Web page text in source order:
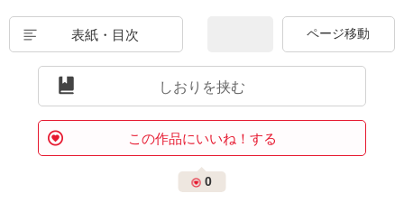
表紙・目次
しおりを挟む
この作品にいいね！する
0